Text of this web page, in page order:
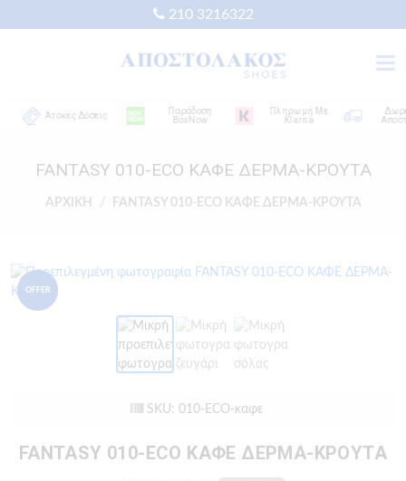
210 3216322
Άτοκες Δόσεις
Παράδοση
BoxNow
Πληρωμή Με
Klarna
Δωρεάν
FANTASY 010-ECO ΚΑΦΕ ΔΕΡΜΑ-ΚΡΟΥΤΑ
ΑΡΧΙΚΗ FANTASY 010-ECO ΚΑΦΕ ΔΕΡΜΑ-ΚΡΟΥΤΑ
OFFER
SKU: 010-ECO-καφε
FANTASY 010-ECO ΚΑΦΕ ΔΕΡΜΑ-ΚΡΟΥΤΑ